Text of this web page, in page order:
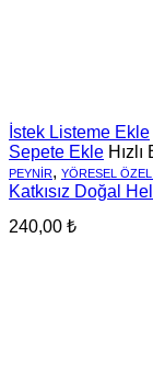
İstek Listeme Ekle
Sepete Ekle Hızlı
PEYNIR, YÖRESEL
Katkısız Doğal
240,00 ₺